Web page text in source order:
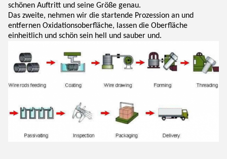
schönen Auftritt und seine Größe genau.
Das zweite, nehmen wir die startende Prozession an und
entfernen Oxidationsoberfläche, lassen die Oberfläche
einheitlich und schön sein hell und sauber und.